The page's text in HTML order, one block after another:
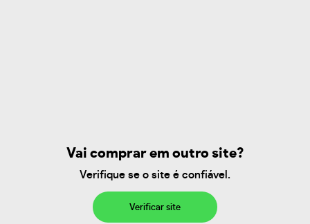
Vai comprar em outro site?
Verifique se o site é confiável.
Verificar site